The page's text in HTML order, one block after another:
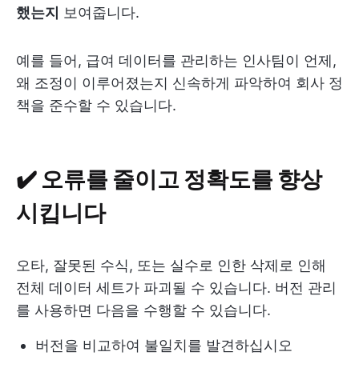
했는지 보여줍니다.
예를 들어, 급여 데이터를 관리하는 인사팀이 언제,
왜 조정이 이루어졌는지 신속하게 파악하여 회사 정
책을 준수할 수 있습니다.
✔️ 오류를 줄이고 정확도를 향상
시킵니다
오타, 잘못된 수식, 또는 실수로 인한 삭제로 인해
전체 데이터 세트가 파괴될 수 있습니다. 버전 관리
를 사용하면 다음을 수행할 수 있습니다.
버전을 비교하여 불일치를 발견하십시오